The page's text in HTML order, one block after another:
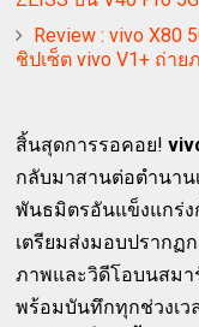
Review : vivo X80
ชิปเซ็ต vivo V1+ ถ่า
สิ้นสุดการรอคอย!
กลับมาสานต่อตำนาน
พันธมิตรอันแข็งแกร่ง
เตรียมส่งมอบปรากฏ
ภาพและวิดีโอบนสม
พร้อมบันทึกทุกช่วงเว